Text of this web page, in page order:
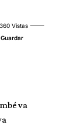
360 Vistas
va